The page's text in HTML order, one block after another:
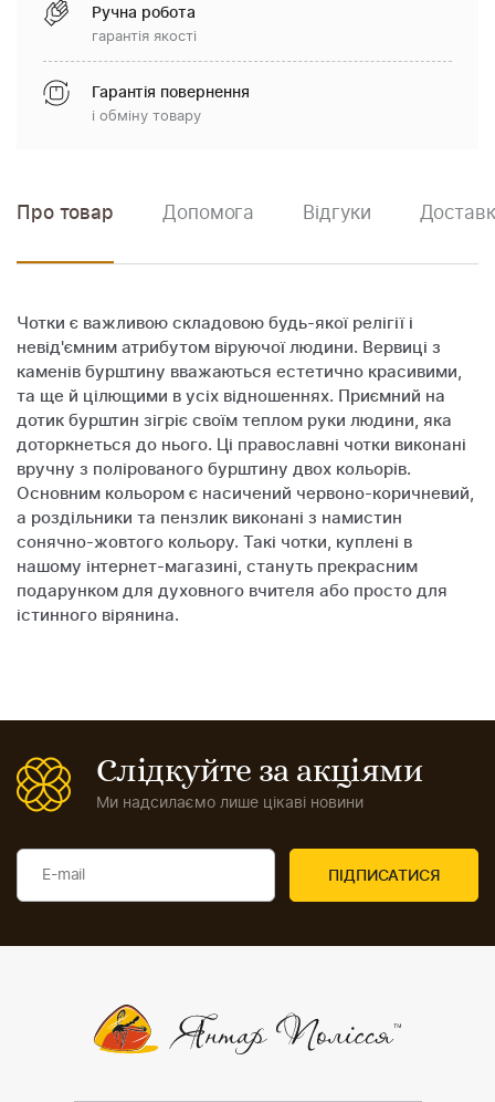
Ручна робота
гарантія якості
Гарантія повернення
і обміну товару
Про товар Допомога Відгуки
Чотки є важливою складовою будь-якої релігії і
невід'ємним атрибутом віруючої людини. Вервиці з
каменів бурштину вважаються естетично красивими,
та ще й цілющими в усіх відношеннях. Приємний на
дотик бурштин зігріє своїм теплом руки людини, яка
доторкнеться до нього. Ці православні чотки виконані
вручну з полірованого бурштину двох кольорів.
Основним кольором є насичений червоно-коричневий,
а роздільники та пензлик виконані з намистин
сонячно-жовтого кольору. Такі чотки, куплені в
нашому інтернет-магазині, стануть прекрасним
подарунком для духовного вчителя або просто для
істинного вірянина.
Слідкуйте за акціями
Ми надсилаємо лише цікаві новини